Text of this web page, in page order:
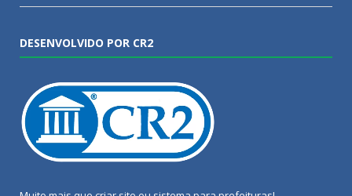
DESENVOLVIDO POR CR2